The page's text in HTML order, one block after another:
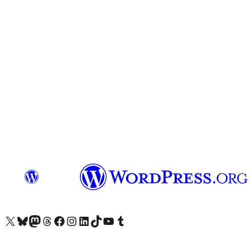
X (旧 Twitter) アカウントへBluesky アカウントへMastodon アカウントへThreads アカウントへ Facebook ページへInstagram アカウントへ LinkedIn アカウントへTikTok アカウントへYouTube チャンネルへ Tumblr アカウントへ